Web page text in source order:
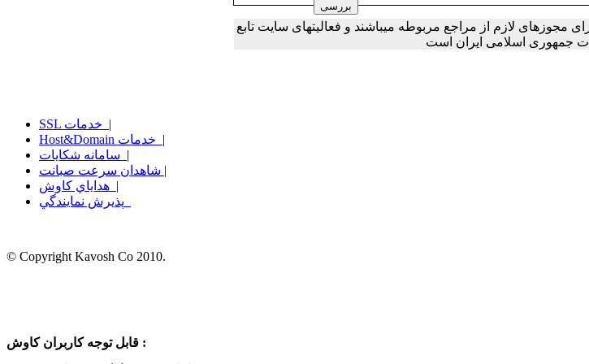
مجوزهای لازم از مراجع مربوطه میباشند و فعالیتهای سایت تابع
جمهوری اسلامی ایران است
|
|
|
|
|
© Copyright Kavosh Co 2010.
قابل توجه کاربران کاوش :